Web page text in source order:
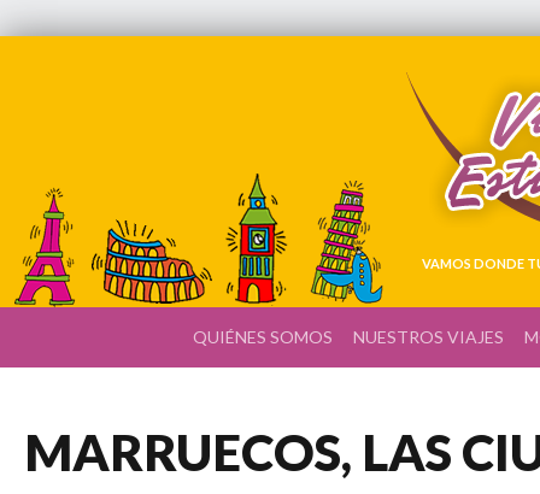
VAMOS DONDE
QUIÉNES SOMOS NUESTROS VIAJES
MARRUECOS, LAS